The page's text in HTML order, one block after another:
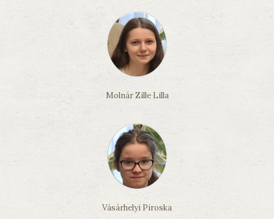
Molnár Zille Lilla
Vásárhelyi Piroska